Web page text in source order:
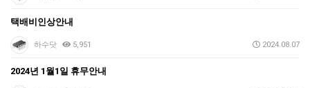
택배비인상안내
하수닷 5,951 2024.08.07
2024년 1월1일 휴무안내